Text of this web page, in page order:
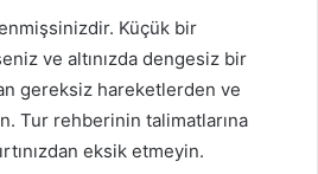
Küçük bir
ve altınızda dengesiz bir
gereksiz hareketlerden ve
Tur rehberinin talimatlarına
eksik etmeyin.